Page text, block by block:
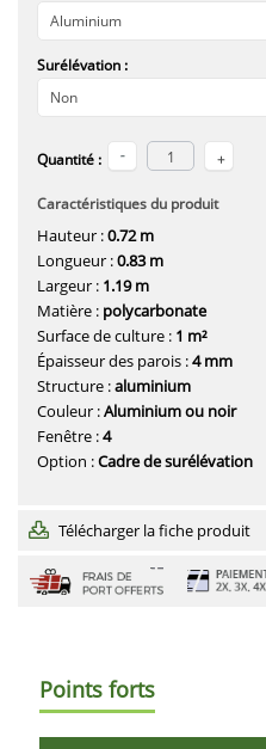
Surélévation :
Quantité :
Caractéristiques du produit
Hauteur :0.72 m
Longueur :0.83 m
Largeur : 1.19 m
Matière : polycarbonate
Surface de culture : 1 m²
Épaisseur des parois :4 mm
Structure :aluminium
Couleur :Aluminium ou noir
Fenêtre :4
Option :Cadre de surélévation
Télécharger la fiche produit
Points forts